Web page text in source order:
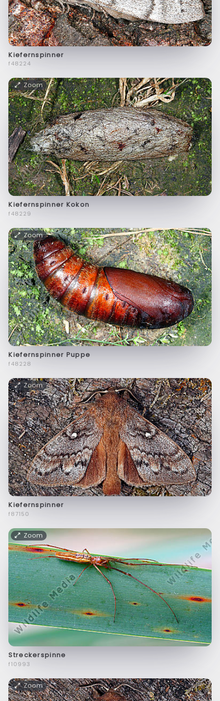
Kiefernspinner
f48224
Zoom
Kiefernspinner Kokon
f48229
Zoom
Kiefernspinner Puppe
f48228
Zoom
Kiefernspinner
f87150
Zoom
Streckerspinne
f10993
Zoom